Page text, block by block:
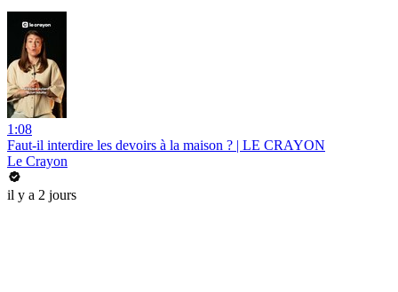
1:08
Faut-il interdire les devoirs à la maison ? | LE CRAYON
Le Crayon
il y a 2 jours